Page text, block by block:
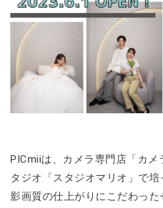
PICmiiは、カメラ専門店「カ
タジオ「スタジオマリオ」で
影画質の仕上がりにこだわっ